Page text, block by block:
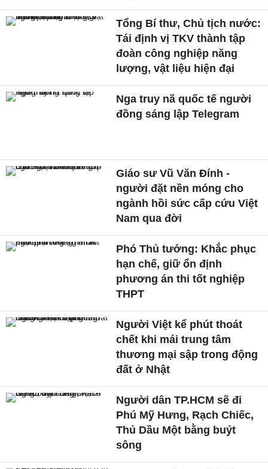
Tổng Bí thư, Chủ tịch nước:
Tái định vị TKV thành tập
đoàn công nghiệp năng
lượng, vật liệu hiện đại
Nga truy nã quốc tế người
đồng sáng lập Telegram
Giáo sư Vũ Văn Đính -
người đặt nền móng cho
ngành hồi sức cấp cứu Việt
Nam qua đời
Phó Thủ tướng: Khắc phục
hạn chế, giữ ổn định
phương án thi tốt nghiệp
THPT
Người Việt kể phút thoát
chết khi mái trung tâm
thương mại sập trong động
đất ở Nhật
Người dân TP.HCM sẽ đi
Phú Mỹ Hưng, Rạch Chiếc,
Thủ Dầu Một bằng buýt
sông